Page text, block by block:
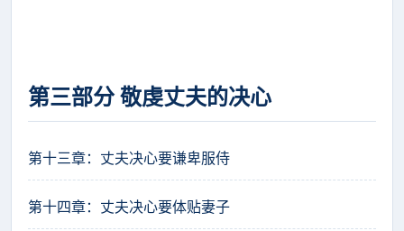
第三部分 敬虔丈夫的决心
第十三章：丈夫决心要谦卑服侍
第十四章：丈夫决心要体贴妻子